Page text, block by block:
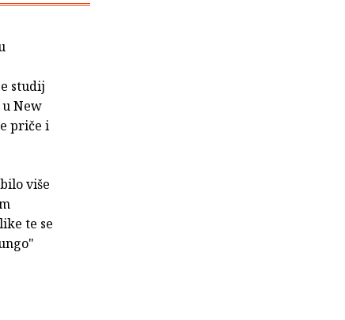
studij
New
priče i
više
te se